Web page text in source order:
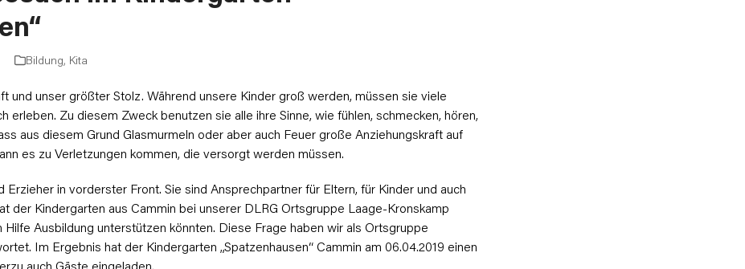
Bildung, Kita
und unser größter Stolz. Während unsere Kinder groß werden, müssen sie viele
erleben. Zu diesem Zweck benutzen sie alle ihre Sinne, wie fühlen, schmecken, hören,
aus diesem Grund Glasmurmeln oder aber auch Feuer große Anziehungskraft auf
es zu Verletzungen kommen, die versorgt werden müssen.
Erzieher in vorderster Front. Sie sind Ansprechpartner für Eltern, für Kinder und auch
der Kindergarten aus Cammin bei unserer DLRG Ortsgruppe Laage-Kronskamp
Ausbildung unterstützen könnten. Diese Frage haben wir als Ortsgruppe
Im Ergebnis hat der Kindergarten „Spatzenhausen“ Cammin am 06.04.2019 einen